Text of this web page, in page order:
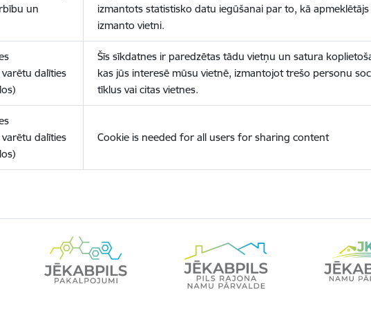
un
izmantots statistisko datu iegūšanai par to, kā apmeklētājs
izmanto vietni.
varētu dalīties
Šīs sīkdatnes ir paredzētas tādu vietņu un satura
kas jūs interesē mūsu vietnē, izmantojot trešo personu
tīklus vai citas vietnes.
varētu dalīties
Cookie is needed for all users for sharing content